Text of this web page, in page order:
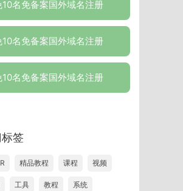
10名免备案国外域名注册
10名免备案国外域名注册
10名免备案国外域名注册
签
精品教程 课程 视频
工具 教程 系统